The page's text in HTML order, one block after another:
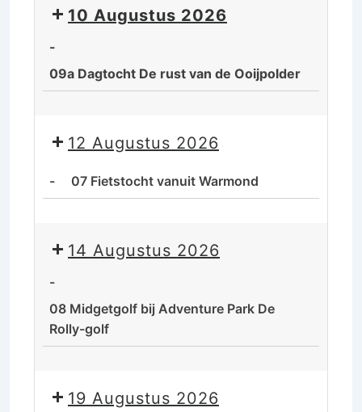
Rondrit
Vaartocht
10 Augustus 2026
-
09a Dagtocht De rust van de Ooijpolder
De 12 Augustus 2026
- 07 Fietstocht vanuit Warmond
vanuit
14 Augustus 2026
-
08 Midgetgolf bij Adventure Park De
Rolly-golf
bij 19 Augustus 2026